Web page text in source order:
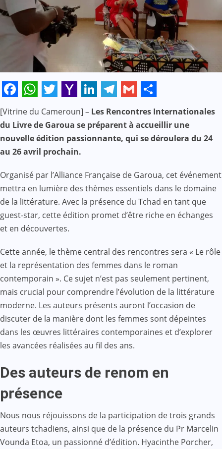
Facebook
WhatsApp
Twitter
Yahoo
Mail
LinkedIn
Telegram
Gmail
Share
[Vitrine du Cameroun] – Les Rencontres Internationales
du Livre de Garoua se préparent à accueillir une
nouvelle édition passionnante, qui se déroulera du 24
au 26 avril prochain.
Organisé par l’Alliance Française de Garoua, cet événement
mettra en lumière des thèmes essentiels dans le domaine
de la littérature. Avec la présence du Tchad en tant que
guest-star, cette édition promet d’être riche en échanges
et en découvertes.
Cette année, le thème central des rencontres sera « Le rôle
et la représentation des femmes dans le roman
contemporain ». Ce sujet n’est pas seulement pertinent,
mais crucial pour comprendre l’évolution de la littérature
moderne. Les auteurs présents auront l’occasion de
discuter de la manière dont les femmes sont dépeintes
dans les œuvres littéraires contemporaines et d’explorer
les avancées réalisées au fil des ans.
Des auteurs de renom en
présence
Nous nous réjouissons de la participation de trois grands
auteurs tchadiens, ainsi que de la présence du Pr Marcelin
Vounda Etoa, un passionné d’édition. Hyacinthe Porcher,